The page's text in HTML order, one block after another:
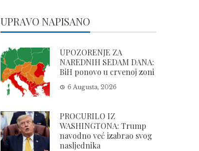
UPRAVO NAPISANO
UPOZORENJE ZA
NAREDNIH SEDAM DANA:
BiH ponovo u crvenoj zoni
6 Augusta, 2026
PROCURILO IZ
WASHINGTONA: Trump
navodno već izabrao svog
nasljednika